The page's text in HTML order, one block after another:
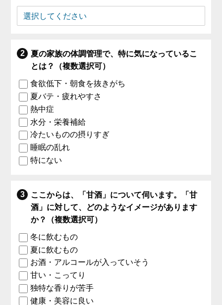
夏の家族の体調管理で、特に気になっているこ
とは？（複数選択可）
食欲低下・朝食を抜きがち
夏バテ・疲れやすさ
熱中症
水分・栄養補給
冷たいものの摂りすぎ
睡眠の乱れ
特にない
ここからは、「甘酒」について伺います。「甘
酒」に対して、どのようなイメージがあります
か？（複数選択可）
冬に飲むもの
夏に飲むもの
お酒・アルコールが入っていそう
甘い・こってり
独特な香りが苦手
健康・美容に良い